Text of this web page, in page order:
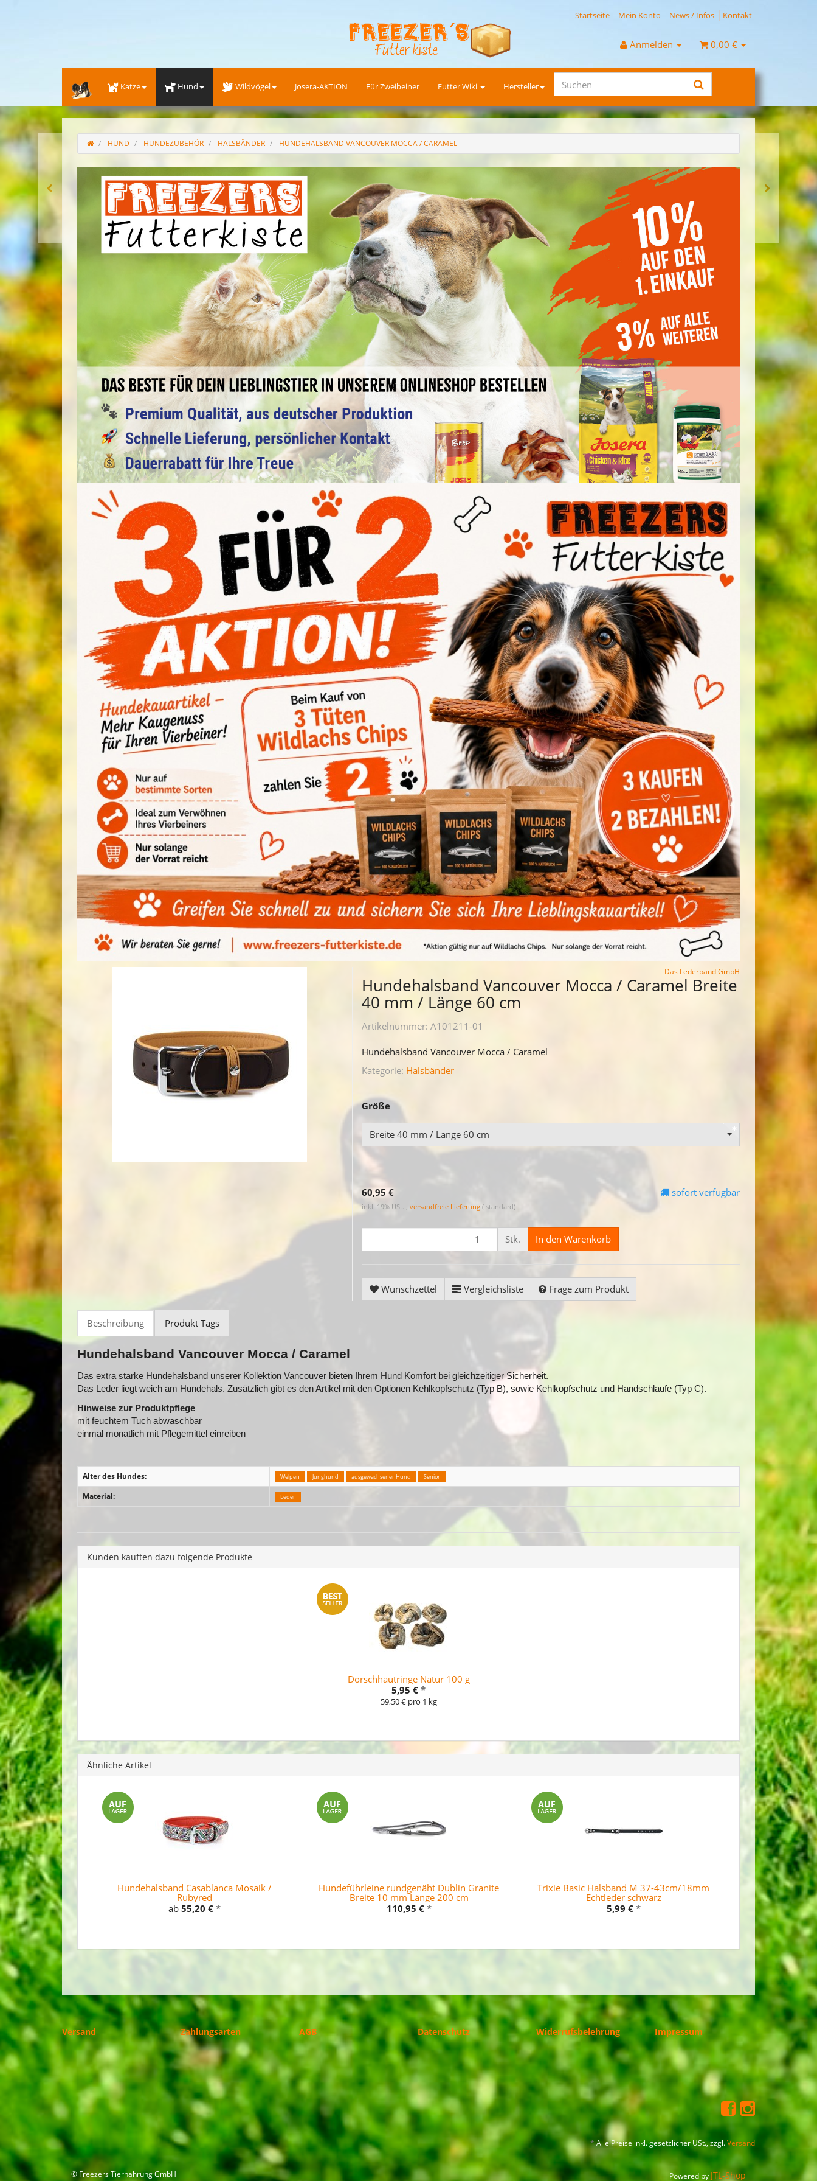
Startseite Mein Konto News / Infos Kontakt
Anmelden 0,00 €
Katze Hund Wildvögel Josera-AKTION Für Zweibeiner Futter Wiki Hersteller
HUND HUNDEZUBEHÖR HALSBÄNDER HUNDEHALSBAND VANCOUVER MOCCA / CARAMEL
Das Lederband GmbH
Hundehalsband Vancouver Mocca / Caramel Breite
40 mm / Länge 60 cm
Artikelnummer: A101211-01
Hundehalsband Vancouver Mocca / Caramel
Kategorie: Halsbänder
Größe
Breite 40 mm / Länge 60 cm
60,95 €
inkl. 19% USt. , versandfreie Lieferung( standard)
sofort verfügbar
Stk. In den Warenkorb
Wunschzettel Vergleichsliste Frage zum Produkt
Beschreibung Produkt Tags
Hundehalsband Vancouver Mocca / Caramel
Das extra starke Hundehalsband unserer Kollektion Vancouver bieten Ihrem Hund Komfort bei gleichzeitiger Sicherheit.
Das Leder liegt weich am Hundehals. Zusätzlich gibt es den Artikel mit den Optionen Kehlkopfschutz (Typ B), sowie Kehlkopfschutz und Handschlaufe (Typ C).
Hinweise zur Produktpflege
mit feuchtem Tuch abwaschbar
einmal monatlich mit Pflegemittel einreiben
Alter des Hundes: Welpen Junghund ausgewachsener Hund Senior
Material: Leder
Kunden kauften dazu folgende Produkte
Dorschhautringe Natur 100 g
5,95 € *
59,50 € pro 1 kg
Ähnliche Artikel
Hundehalsband Casablanca Mosaik /
Rubyred
ab 55,20 € *
Hundeführleine rundgenäht Dublin Granite
Breite 10 mm Länge 200 cm
110,95 € *
Trixie Basic Halsband M 37-43cm/18mm
Echtleder schwarz
5,99 € *
Versand Zahlungsarten AGB Datenschutz Widerrufsbelehrung Impressum
*Alle Preise inkl. gesetzlicher USt., zzgl.Versand
© Freezers Tiernahrung GmbH Powered by JTL-Shop